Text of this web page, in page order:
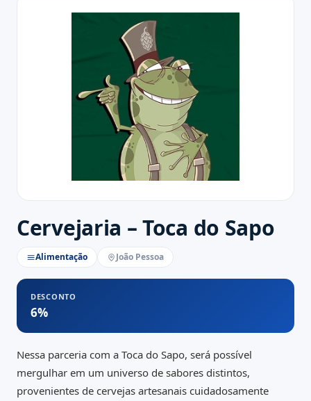
Cervejaria – Toca do Sapo
Alimentação João Pessoa
DESCONTO
6%
Nessa parceria com a Toca do Sapo, será possível
mergulhar em um universo de sabores distintos,
provenientes de cervejas artesanais cuidadosamente